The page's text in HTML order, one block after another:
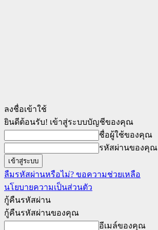
ลงชื่อเข้าใช้
ยินดีต้อนรับ! เข้าสู่ระบบบัญชีของคุณ
ชื่อผู้ใช้ของคุณ
รหัสผ่านของคุณ
ลืมรหัสผ่านหรือไม่? ขอความช่วยเหลือ
นโยบายความเป็นส่วนตัว
กู้คืนรหัสผ่าน
กู้คืนรหัสผ่านของคุณ
อีเมล์ของคุณ